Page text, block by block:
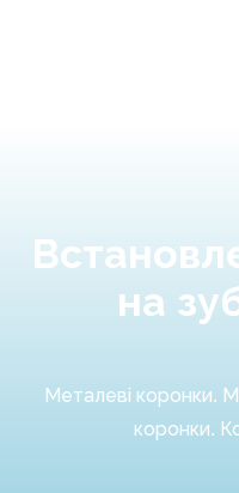
на
Металеві коронки.
коронки.